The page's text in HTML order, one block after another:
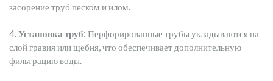
засорение труб песком и илом.
4.Установка труб: Перфорированные трубы укладываются на
слой гравия или щебня, что обеспечивает дополнительную
фильтрацию воды.